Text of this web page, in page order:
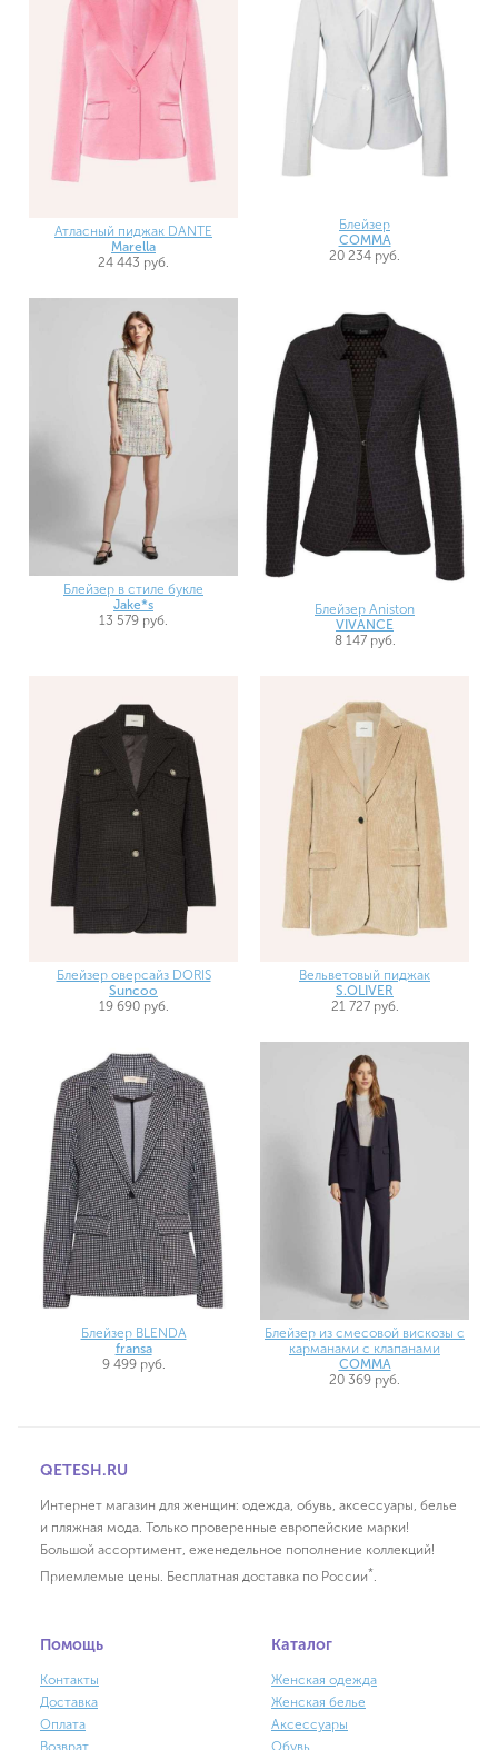
Атласный пиджак DANTE
Marella
24 443 руб.
Блейзер
COMMA
20 234 руб.
Блейзер в стиле букле
Jake*s
13 579 руб.
Блейзер Aniston
VIVANCE
8 147 руб.
Блейзер оверсайз DORIS
Suncoo
19 690 руб.
Вельветовый пиджак
S.OLIVER
21 727 руб.
Блейзер BLENDA
fransa
9 499 руб.
Блейзер из смесовой вискозы с
карманами с клапанами
COMMA
20 369 руб.
QETESH.RU
Интернет магазин для женщин: одежда, обувь, аксессуары, белье
и пляжная мода. Только проверенные европейские марки!
Большой ассортимент, еженедельное пополнение коллекций!
Приемлемые цены. Бесплатная доставка по России*.
Помощь
Контакты
Доставка
Оплата
Возврат
Каталог
Женская одежда
Женская белье
Аксессуары
Обувь